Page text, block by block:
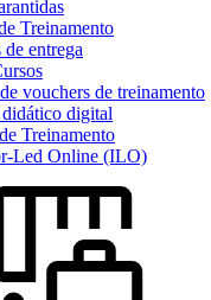
Treinamento
entrega
vouchers de treinamento
digital
Treinamento
Led Online (ILO)